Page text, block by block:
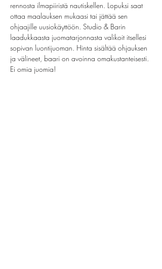
rennosta ilmapiiristä nautiskellen. Lopuksi saat
ottaa maalauksen mukaasi tai jättää sen
ohjaajille uusiokäyttöön. Studio & Barin
laadukkaasta juomatarjonnasta valikoit itsellesi
sopivan luontijuoman. Hinta sisältää ohjauksen
ja välineet, baari on avoinna omakustanteisesti.
Ei omia juomia!